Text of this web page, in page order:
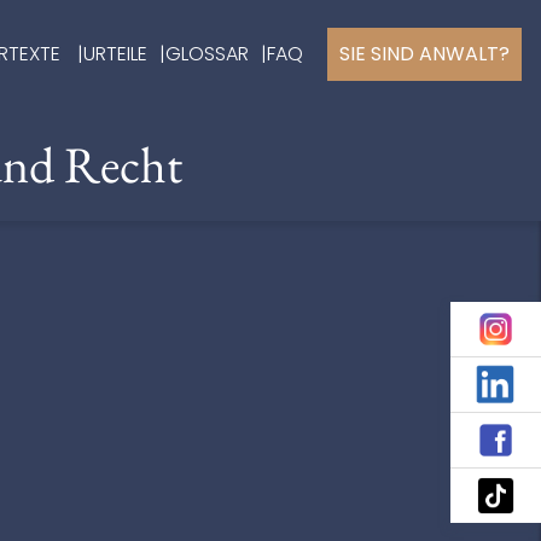
URTEILE GLOSSAR FAQ SIE SIND ANWALT?
Recht